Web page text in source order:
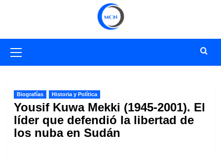
primario
Biografías Historia y Política
Yousif Kuwa Mekki (1945-2001). El
líder que defendió la libertad de
los nuba en Sudán